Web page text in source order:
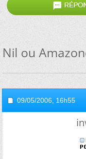

Nil ou
09/05/2006, 16h55